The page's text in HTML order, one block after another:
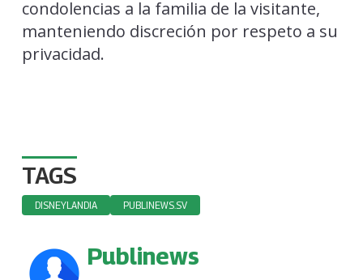
condolencias a la familia de la visitante,
manteniendo discreción por respeto a su
privacidad.
TAGS
DISNEYLANDIA PUBLINEWS.SV
Publinews